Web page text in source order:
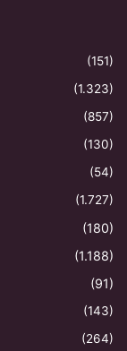
(151)
(1.323)
(857)
(130)
(54)
(1.727)
(180)
(1.188)
(91)
(143)
(264)